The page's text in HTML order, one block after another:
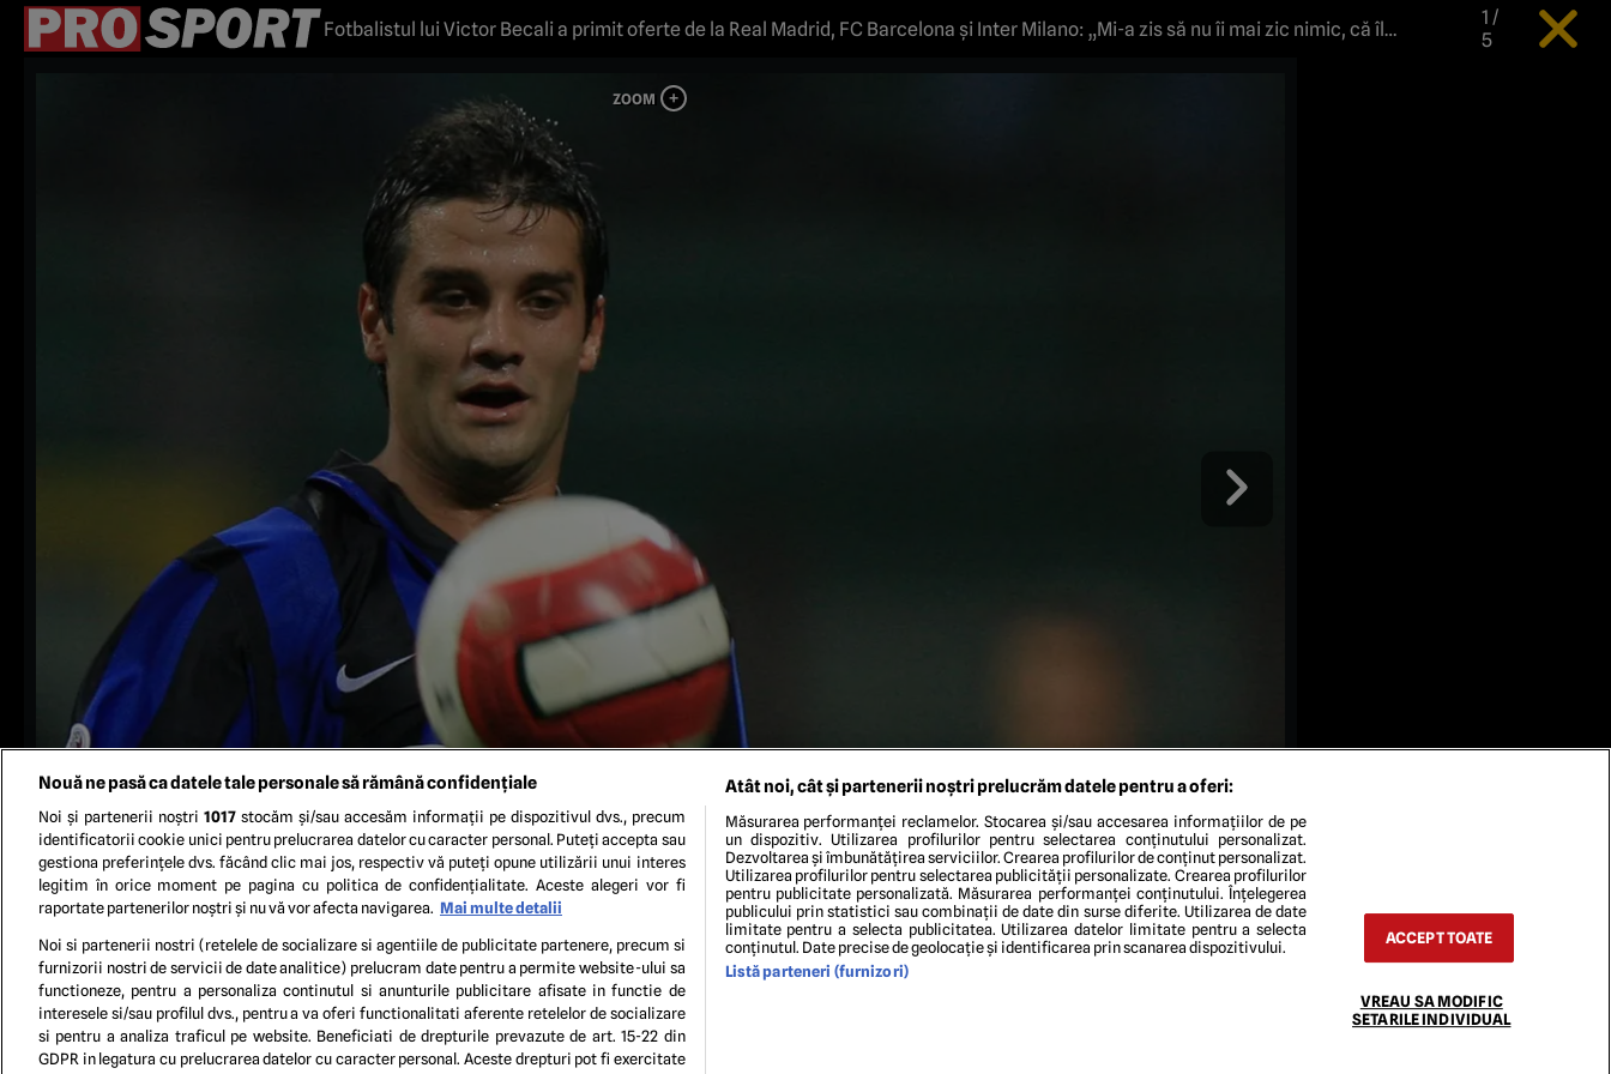
Fotbalistul lui Victor Becali a primit oferte de la Real Madrid, FC Barcelona și Inter Milano: „Mi-a zis să nu îi mai zic nimic, că îl
1 /
5
Inter's defender Cristian Chivu of Romania eyes the ball during their "Tim Super Cup" Vs Roma at San Siro Stadium, 19 August 2007.,Image:
22245876, License: Rights-managed, Restrictions: , Model Release: no
TERMENI ȘI CONDIȚIIPOLITICA DE CONFIDENTIALITATE
Nouă ne pasă ca datele tale personale să rămână confidențiale
Noi și partenerii noștri 1017stocăm și/sau accesăm informații pe dispozitivul dvs., precum
identificatorii cookie unici pentru prelucrarea datelor cu caracter personal. Puteți accepta sau
gestiona preferințele dvs. făcând clic mai jos, respectiv vă puteți opune utilizării unui interes
legitim în orice moment pe pagina cu politica de confidențialitate. Aceste alegeri vor fi
raportate partenerilor noștri și nu vă vor afecta navigarea. Mai multe detalii
Noi si partenerii nostri (retelele de socializare si agentiile de publicitate partenere, precum si
furnizorii nostri de servicii de date analitice) prelucram date pentru a permite website-ului sa
functioneze, pentru a personaliza continutul si anunturile publicitare afisate in functie de
interesele si/sau profilul dvs., pentru a va oferi functionalitati aferente retelelor de socializare
si pentru a analiza traficul pe website. Beneficiati de drepturile prevazute de art. 15-22 din
GDPR in legatura cu prelucrarea datelor cu caracter personal. Aceste drepturi pot fi exercitate
Atât noi, cât și partenerii noștri prelucrăm datele pentru a oferi:
Măsurarea performanței reclamelor. Stocarea și/sau accesarea informațiilor de pe
un dispozitiv. Utilizarea profilurilor pentru selectarea conținutului personalizat.
Dezvoltarea și îmbunătățirea serviciilor. Crearea profilurilor de conținut personalizat.
Utilizarea profilurilor pentru selectarea publicității personalizate. Crearea profilurilor
pentru publicitate personalizată. Măsurarea performanței conținutului. Înțelegerea
publicului prin statistici sau combinații de date din surse diferite. Utilizarea de date
limitate pentru a selecta publicitatea. Utilizarea datelor limitate pentru a selecta
conținutul. Date precise de geolocație și identificarea prin scanarea dispozitivului.
Listă parteneri (furnizori)
ACCEPT TOATE
VREAU SA MODIFIC
SETARILE INDIVIDUAL